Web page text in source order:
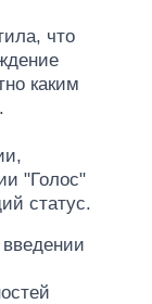
что
каким
"Голос"
статус.
введении